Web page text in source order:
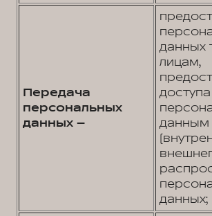
Передача
персональных
данных –
данных
лицам,
данным
данных;